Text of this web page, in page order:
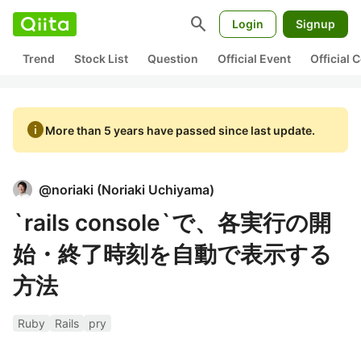
search Login Signup
Trend Stock List Question Official Event Official
infoMore than 5 years have passed since last update.
@noriaki (Noriaki Uchiyama)
`rails console`で、各実行の開
始・終了時刻を自動で表示する
方法
Ruby Rails
pry